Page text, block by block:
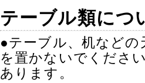
テーブル類につ
●テーブル、机など
を置かないでくださ
あります。